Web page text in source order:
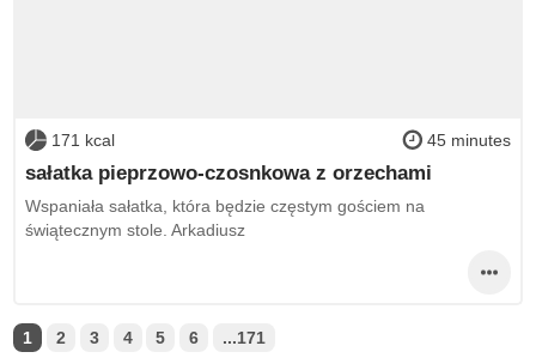
171 kcal 45 minutes
sałatka pieprzowo-czosnkowa z orzechami
Wspaniała sałatka, która będzie częstym gościem na
świątecznym stole. Arkadiusz
1 2 3 4 5 6 ...171